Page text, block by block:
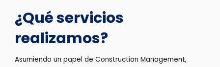
¿Qué servicios
realizamos?
Asumiendo un papel de Construction Management,